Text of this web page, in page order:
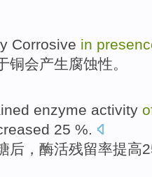
Corrosive in
铜会产生腐蚀性。
enzyme activity
25 %.
后， 酶活残留率提高